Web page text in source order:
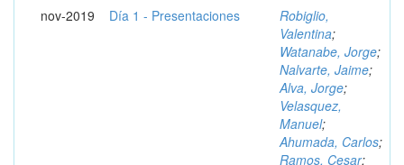
nov-2019 Día 1 - Presentaciones
Robiglio,
Valentina;
Watanabe, Jorge;
Nalvarte, Jaime;
Alva, Jorge;
Velasquez,
Manuel;
Ahumada, Carlos;
Ramos, Cesar;